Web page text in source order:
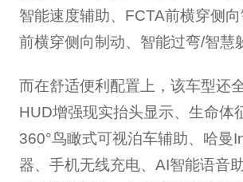
智能速度辅助、FCTA前横穿侧
前横穿侧向制动、智能过弯/智慧
而在舒适便利配置上，该车型还
HUD增强现实抬头显示、生命体
360°鸟瞰式可视泊车辅助、哈曼
器、手机无线充电、AI智能语音